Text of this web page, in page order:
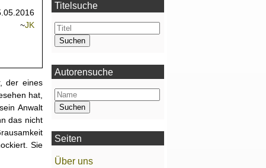
~JK
der eines
hat,
Anwalt
das nicht
Sie
Titelsuche
Autorensuche
Seiten
Über uns